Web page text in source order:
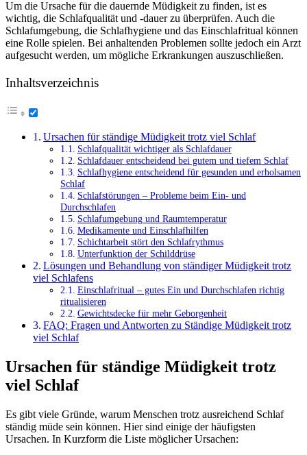
Um die Ursache für die dauernde Müdigkeit zu finden, ist es
wichtig, die Schlafqualität und -dauer zu überprüfen. Auch die
Schlafumgebung, die Schlafhygiene und das Einschlafritual können
eine Rolle spielen. Bei anhaltenden Problemen sollte jedoch ein Arzt
aufgesucht werden, um mögliche Erkrankungen auszuschließen.
Inhaltsverzeichnis
Ursachen für ständige Müdigkeit trotz viel Schlaf
Schlafqualität wichtiger als Schlafdauer
Schlafdauer entscheidend bei gutem und tiefem Schlaf
Schlafhygiene entscheidend für gesunden und erholsamen
Schlaf
Schlafstörungen – Probleme beim Ein- und
Durchschlafen
Schlafumgebung und Raumtemperatur
Medikamente und Einschlafhilfen
Schichtarbeit stört den Schlafrythmus
Unterfunktion der Schilddrüse
Lösungen und Behandlung von ständiger Müdigkeit trotz
viel Schlafens
Einschlafritual – gutes Ein und Durchschlafen richtig
ritualisieren
Gewichtsdecke für mehr Geborgenheit
FAQ: Fragen und Antworten zu Ständige Müdigkeit trotz
viel Schlaf
Ursachen für ständige Müdigkeit trotz
viel Schlaf
Es gibt viele Gründe, warum Menschen trotz ausreichend Schlaf
ständig müde sein können. Hier sind einige der häufigsten
Ursachen. In Kurzform die Liste möglicher Ursachen: